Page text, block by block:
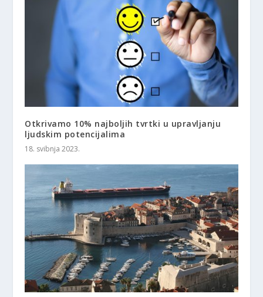
Otkrivamo 10% najboljih tvrtki u upravljanju
ljudskim potencijalima
18. svibnja 2023.